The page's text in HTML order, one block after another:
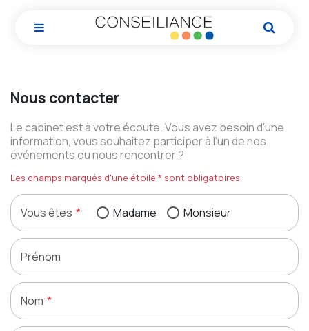
Histoire du cabinet et des dirigeants
Nos bureaux
Nos équipes
Nous rejoindre
Notre expertise métier
Commerçants, artisans et TPE
Entreprises et organisations de taille moyenne
Professions libérales
Création d’entreprise
Conseil patrimonial et activités immobilières
Actualités
Notre service d'infos
Guide pratique de la Facturation Électronique
Blog
Contact
Espace client
Nous contacter
Le cabinet est à votre écoute. Vous avez besoin d'une
information, vous souhaitez participer à l'un de nos
événements ou nous rencontrer ?
Les champs marqués d'une étoile * sont obligatoires
Vous êtes Madame Monsieur
Prénom
Nom